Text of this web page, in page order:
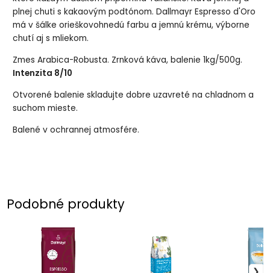
plnej chuti s kakaovým podtónom. Dallmayr Espresso d'Oro
má v šálke orieškovohnedú farbu a jemnú krému, výborne
chutí aj s mliekom.
Zmes Arabica-Robusta. Zrnková káva, balenie 1kg/500g.
Intenzita 8/10
Otvorené balenie skladujte dobre uzavreté na chladnom a
suchom mieste.
Balené v ochrannej atmosfére.
Podobné produkty